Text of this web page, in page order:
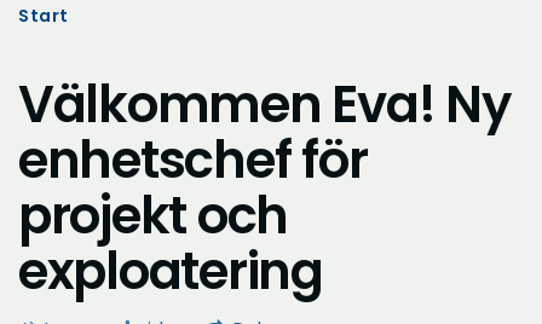
Start
Välkommen Eva! Ny
enhetschef för
projekt och
exploatering